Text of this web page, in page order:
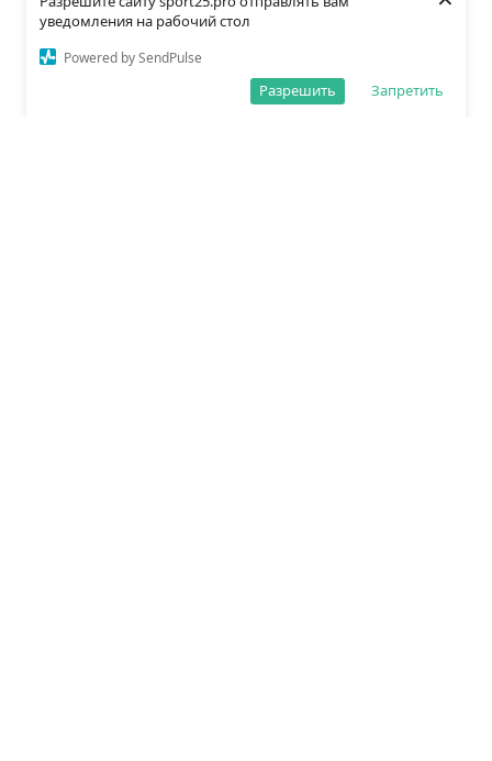
уведомления на рабочий стол
Powered by SendPulse
Запретить
Разрешить